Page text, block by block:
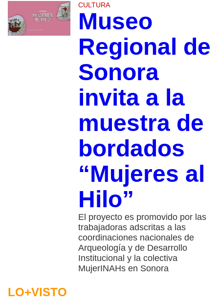
CULTURA
Museo
Regional de
Sonora
invita a la
muestra de
bordados
“Mujeres al
Hilo”
El proyecto es promovido por las
trabajadoras adscritas a las
coordinaciones nacionales de
Arqueología y de Desarrollo
Institucional y la colectiva
MujerINAHs en Sonora
LO+VISTO